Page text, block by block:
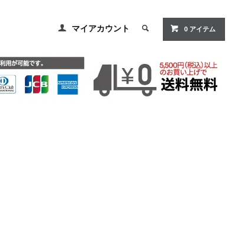
マイアカウント 0 アイテム